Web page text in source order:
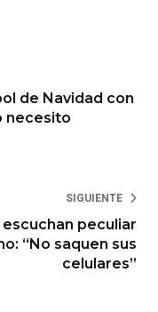
de Navidad con
necesito
SIGUIENTE
escuchan peculiar
“No saquen sus
celulares”